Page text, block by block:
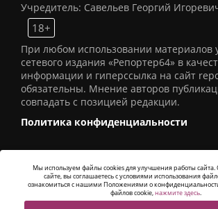
Учредитель: Савельев Георгий
18+
При любом использовании материалов
сетевого издания «Репортер64» в
информации и гиперссылка на сайт
обязательны. Мнение авторов
совпадать с позицией редакции.
Политика конфиденциальности
© 2016СИ «Репортер64». Все права
Alatis Studio
Мы используем файлы cookies для улучшения работы сайта.
сайте, вы соглашаетесь с условиями использования
ознакомиться с нашими Положениями о
файлов cookie,нажмите здесь.